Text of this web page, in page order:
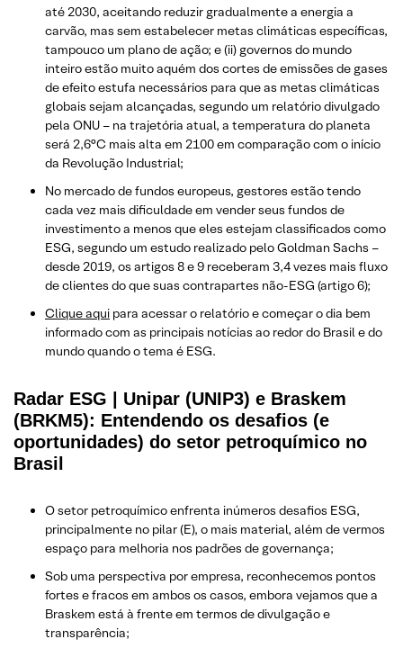
até 2030, aceitando reduzir gradualmente a energia a
carvão, mas sem estabelecer metas climáticas específicas,
tampouco um plano de ação; e (ii) governos do mundo
inteiro estão muito aquém dos cortes de emissões de gases
de efeito estufa necessários para que as metas climáticas
globais sejam alcançadas, segundo um relatório divulgado
pela ONU – na trajetória atual, a temperatura do planeta
será 2,6°C mais alta em 2100 em comparação com o início
da Revolução Industrial;
No mercado de fundos europeus, gestores estão tendo
cada vez mais dificuldade em vender seus fundos de
investimento a menos que eles estejam classificados como
ESG, segundo um estudo realizado pelo Goldman Sachs –
desde 2019, os artigos 8 e 9 receberam 3,4 vezes mais fluxo
de clientes do que suas contrapartes não-ESG (artigo 6);
Clique aqui para acessar o relatório e começar o dia bem
informado com as principais notícias ao redor do Brasil e do
mundo quando o tema é ESG.
Radar ESG | Unipar (UNIP3) e Braskem
(BRKM5): Entendendo os desafios (e
oportunidades) do setor petroquímico no
Brasil
O setor petroquímico enfrenta inúmeros desafios ESG,
principalmente no pilar (E), o mais material, além de vermos
espaço para melhoria nos padrões de governança;
Sob uma perspectiva por empresa, reconhecemos pontos
fortes e fracos em ambos os casos, embora vejamos que a
Braskem está à frente em termos de divulgação e
transparência;